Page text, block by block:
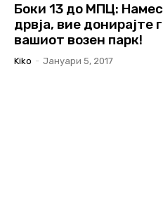
Боки 13 до МПЦ:
дрвја, вие донирајте
вашиот возен парк!
Kiko - Јануари 5, 2017